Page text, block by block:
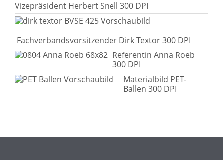
Vizepräsident Herbert Snell 300 DPI
Fachverbandsvorsitzender Dirk Textor 300 DPI
Referentin Anna Roeb
300 DPI
Materialbild PET-
Ballen 300 DPI